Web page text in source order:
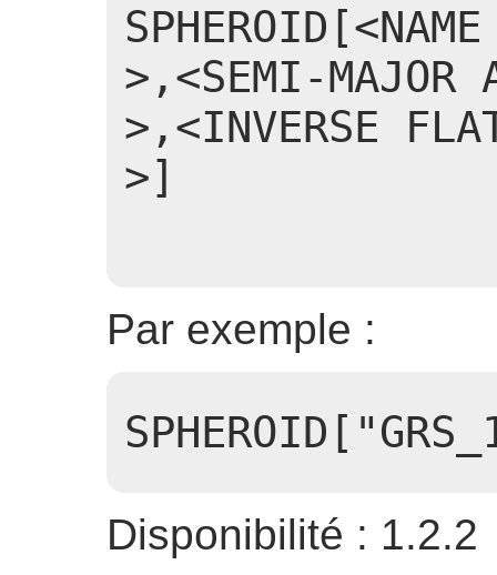
SPHEROID[<NAME
>,<SEMI-MAJOR
>,<INVERSE
>]
Par exemple :
Disponibilité : 1.2.2